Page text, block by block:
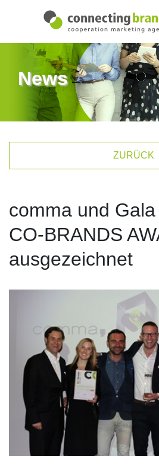
News
ZURÜCK
comma und
CO-BRANDS
ausgezeichnet